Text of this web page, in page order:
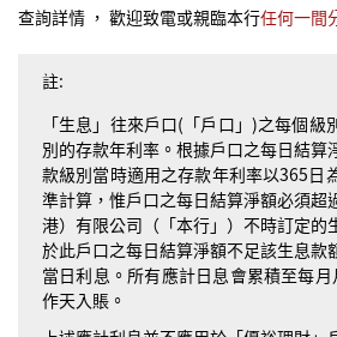
查詢詳情 ， 歡迎致電或親臨本行任何一間
註:
「生息」往來戶口(「戶口」)之每個級
別的存款年利率。根據戶口之每日結算
款級別當時適用之存款年利率以365日
準計算，惟戶口之每日結算淨額必須超
港）有限公司（「本行」）不時訂定的
於此戶口之每日結算淨額不足該生息款
當日利息。所有應計日息會累積至每
作天入賬。